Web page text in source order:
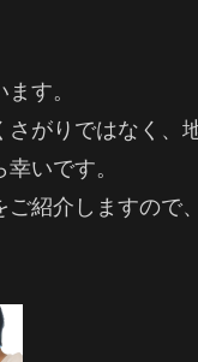
す。
さがりではなく、
いです。
紹介しますので、